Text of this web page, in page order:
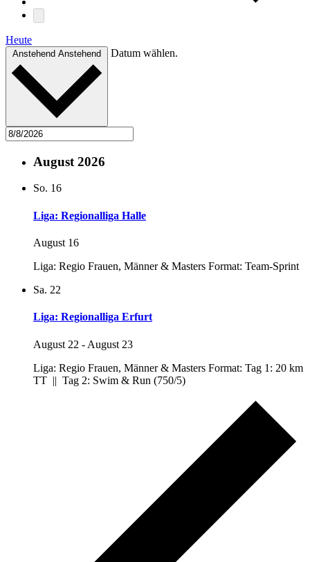
Heute
Anstehend Anstehend Datum wählen.
August 2026
So. 16
Liga: Regionalliga Halle
August 16
Liga: Regio Frauen, Männer & Masters Format: Team-Sprint
Sa. 22
Liga: Regionalliga Erfurt
August 22 - August 23
Liga: Regio Frauen, Männer & Masters Format: Tag 1: 20 km
TT || Tag 2: Swim & Run (750/5)